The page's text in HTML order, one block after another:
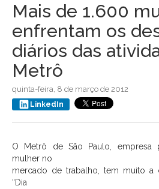
Mais de 1.600
enfrentam os
diários das
Metrô
quinta-feira, 8 de março de 2012
LinkedIn
O Metrô de São Paulo, empresa
mulher no
mercado de trabalho, tem muito a
“Dia